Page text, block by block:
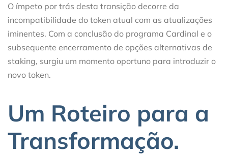
O ímpeto por trás desta transição decorre da
incompatibilidade do token atual com as atualizações
iminentes. Com a conclusão do programa Cardinal e o
subsequente encerramento de opções alternativas de
staking, surgiu um momento oportuno para introduzir o
novo token.
Um Roteiro para a
Transformação.